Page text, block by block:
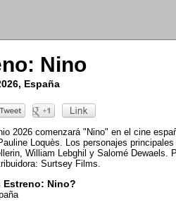
Nino
España
2026 comenzará "Nino" en el cine
Loquès. Los personajes
William Lebghil y Salomé Dewaels.
Surtsey Films.
Estreno: Nino?